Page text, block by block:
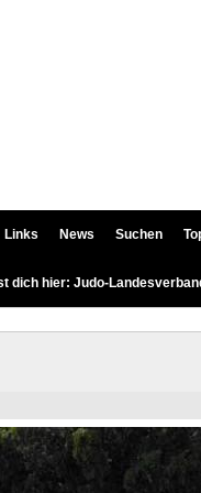
Links News Suchen
dich hier: Judo-